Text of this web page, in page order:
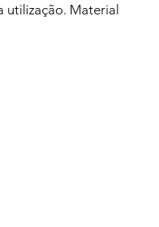
utilização. Material